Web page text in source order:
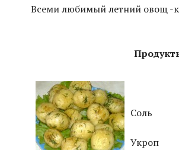
Всеми любимый летний овощ -
Продукты для
Соль
Укроп